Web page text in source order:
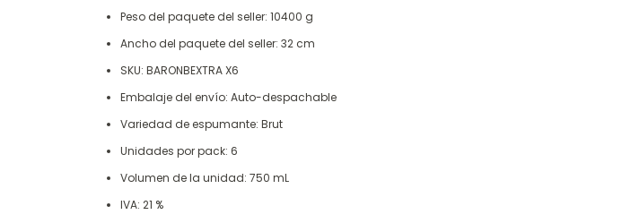
Peso del paquete del seller: 10400 g
Ancho del paquete del seller: 32 cm
SKU: BARONBEXTRA X6
Embalaje del envío: Auto-despachable
Variedad de espumante: Brut
Unidades por pack: 6
Volumen de la unidad: 750 mL
IVA: 21 %